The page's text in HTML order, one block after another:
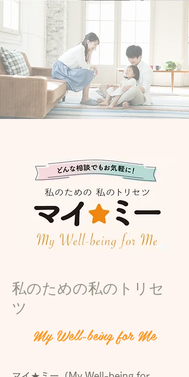
私のための私のトリセ
ツ
My Well-being for Me